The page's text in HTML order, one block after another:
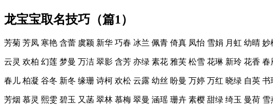
龙宝宝取名技巧（篇1）
芳菊 芳凤 寒艳 含蕾 虞颖 新华 巧春 冰兰 佩青 倚真 凤怡 雪娟 月虹 幼晴 妙
云灵 欢柏 幻莲 梦曼 万洁 翠影 含芳 亦绿 素花 雅芙 松雪 花琳 新玲 花香 春
春儿 柏凝 谷冬 新冬 缘珊 诗柯 欢松 云露 幼丝 盼曼 万婷 万红 晓绿 自英 书
芳烟 慕灵 熙雯 碧玉 又菡 翠林 慕梅 翠曼 涵瑶 珊卉 素樱 甜绿 绮玉 曼荷 雪